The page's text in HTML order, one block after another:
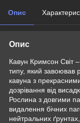
Опис
Опис
Кавун Кримсон Світ
типу, який завоював
кавуна з
дозрівання від
Рослина з довгими
видалення бічних
нейтральних ґрунтах,